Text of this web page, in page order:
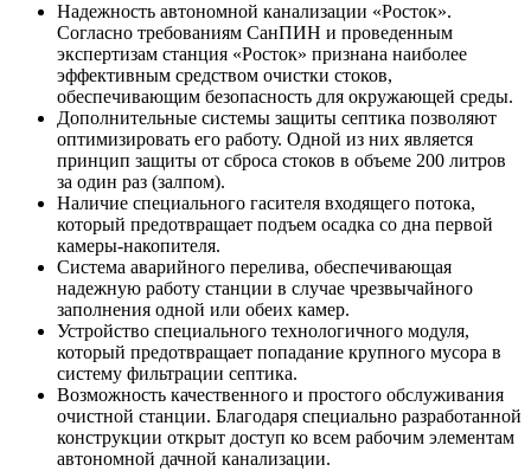
Надежность автономной канализации «Росток».
Согласно требованиям СанПИН и проведенным
экспертизам станция «Росток» признана наиболее
эффективным средством очистки стоков,
обеспечивающим безопасность для окружающей среды.
Дополнительные системы защиты септика позволяют
оптимизировать его работу. Одной из них является
принцип защиты от сброса стоков в объеме 200 литров
за один раз (залпом).
Наличие специального гасителя входящего потока,
который предотвращает подъем осадка со дна первой
камеры-накопителя.
Система аварийного перелива, обеспечивающая
надежную работу станции в случае чрезвычайного
заполнения одной или обеих камер.
Устройство специального технологичного модуля,
который предотвращает попадание крупного мусора в
систему фильтрации септика.
Возможность качественного и простого обслуживания
очистной станции. Благодаря специально разработанной
конструкции открыт доступ ко всем рабочим элементам
автономной дачной канализации.